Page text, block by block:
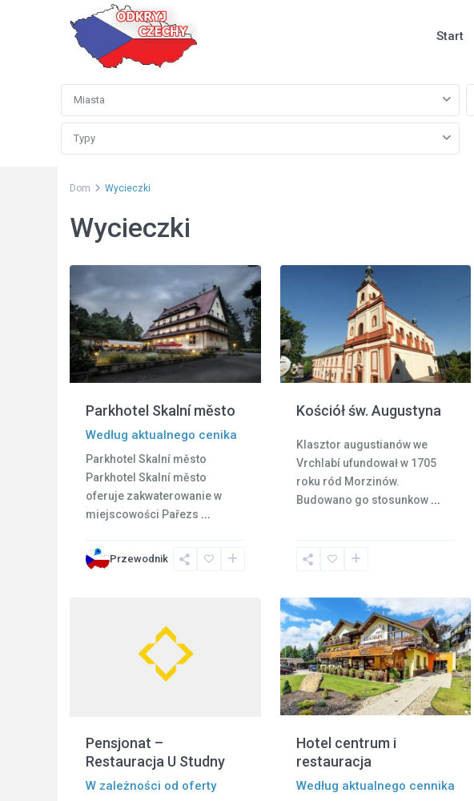
Start
zaawansowane
wyszukiwanie
Miasta
Typy
Dom Wycieczki
Wycieczki
Raj,
Parkhotel Skalní město
Według aktualnego cenika
Parkhotel Skalní město
Parkhotel Skalní město
oferuje zakwaterowanie w
miejscowości Pařezs ...
Przewodnik
Kościół św. Augustyna
Klasztor augustianów we
Vrchlabí ufundował w 1705
roku ród Morzinów.
Budowano go stosunkow ...
Pensjonat –
Restauracja U Studny
W zależności od oferty
Hotel centrum i
restauracja
Według aktualnego cennika